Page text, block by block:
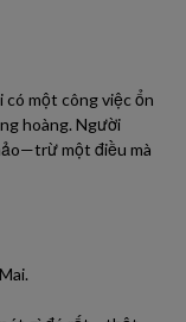
một công việc ổn
hoàng. Người
một điều mà